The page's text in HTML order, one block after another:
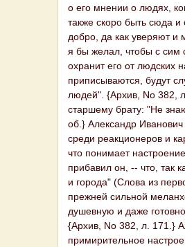
о его мнении о людях,
также скоро быть сюда
добро, да как уверяют и
я бы желал, чтобы с сим
охранит его от людских
приписываются, будут
людей". {Архив, No 382,
старшему брату: "Не
об.} Александр
среди реакционеров и
что понимает
прибавил он, -- что, так
и города" (Слова из
прежней сильной
душевную и даже
{Архив, No 382, л. 171.}
примирительное